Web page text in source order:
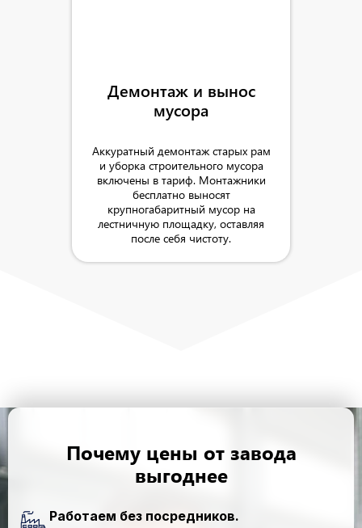
Демонтаж и вынос
мусора
Аккуратный демонтаж старых рам
и уборка строительного мусора
включены в тариф. Монтажники
бесплатно выносят
крупногабаритный мусор на
лестничную площадку, оставляя
после себя чистоту.
Почему цены от завода
выгоднее
Работаем без посредников.